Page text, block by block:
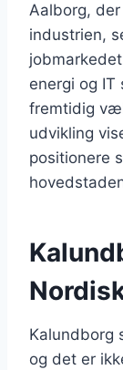
Aalborg,
industrien,
energi og
fremtidig
udvikling
positionere
Kalundborg
og det er